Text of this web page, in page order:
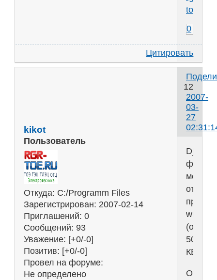
toe.ru
0
Цитировать
12
2007-
03-
27
kikot
Пользователь
Откуда: C:/Programm Files
Зарегистрирован: 2007-02-14
Приглашений: 0
Сообщений: 93
Уважение: [+0/-0]
Позитив: [+0/-0]
Провел на форуме:
Не определено
DjVu
файл
можно
(около
500
КБ)